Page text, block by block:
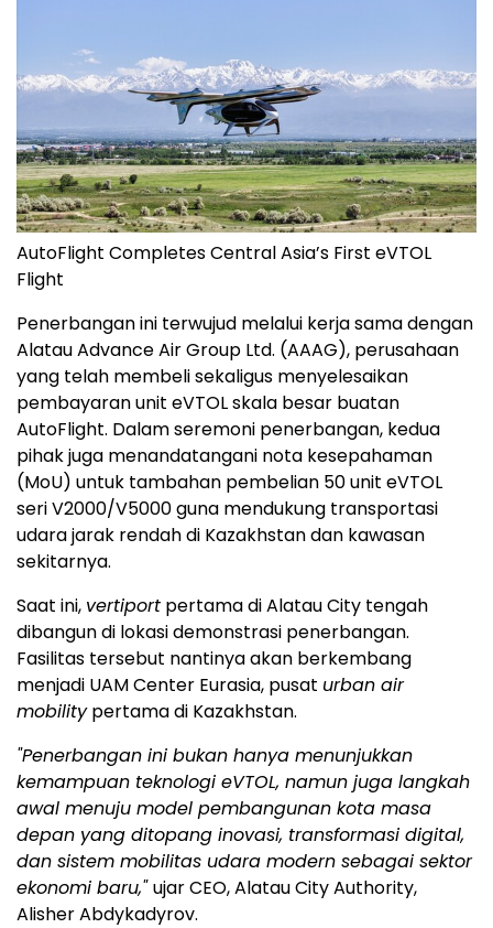
AutoFlight Completes Central Asia’s First eVTOL
Flight
Penerbangan ini terwujud melalui kerja sama dengan
Alatau Advance Air Group Ltd. (AAAG), perusahaan
yang telah membeli sekaligus menyelesaikan
pembayaran unit eVTOL skala besar buatan
AutoFlight. Dalam seremoni penerbangan, kedua
pihak juga menandatangani nota kesepahaman
(MoU) untuk tambahan pembelian 50 unit eVTOL
seri V2000/V5000 guna mendukung transportasi
udara jarak rendah di Kazakhstan dan kawasan
sekitarnya.
Saat ini, vertiport pertama di Alatau City tengah
dibangun di lokasi demonstrasi penerbangan.
Fasilitas tersebut nantinya akan berkembang
menjadi UAM Center Eurasia, pusat urban air
mobilitypertama di Kazakhstan.
"Penerbangan ini bukan hanya menunjukkan
kemampuan teknologi eVTOL, namun juga langkah
awal menuju model pembangunan kota masa
depan yang ditopang inovasi, transformasi digital,
dan sistem mobilitas udara modern sebagai sektor
ekonomi baru,"ujar CEO, Alatau City Authority,
Alisher Abdykadyrov.